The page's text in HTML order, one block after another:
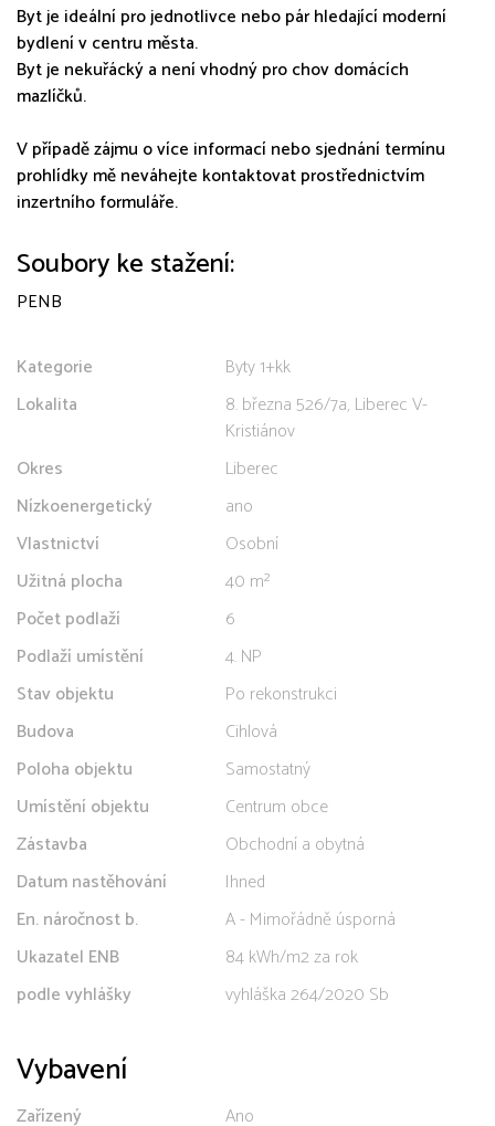
Byt je ideální pro jednotlivce nebo pár hledající moderní
bydlení v centru města.
Byt je nekuřácký a není vhodný pro chov domácích
mazlíčků.
V případě zájmu o více informací nebo sjednání termínu
prohlídky mě neváhejte kontaktovat prostřednictvím
inzertního formuláře.
Soubory ke stažení:
PENB
Kategorie
Byty 1+kk
Lokalita
8. března 526/7a, Liberec V-
Kristiánov
Okres
Liberec
Nízkoenergetický
ano
Vlastnictví
Osobní
Užitná plocha
40 m²
Počet podlaží
6
Podlaží umístění
4. NP
Stav objektu
Po rekonstrukci
Budova
Cihlová
Poloha objektu
Samostatný
Umístění objektu
Centrum obce
Zástavba
Obchodní a obytná
Datum nastěhování
Ihned
En. náročnost b.
A - Mimořádně úsporná
Ukazatel ENB
84 kWh/m2 za rok
podle vyhlášky
vyhláška 264/2020 Sb
Vybavení
Zařízený Ano